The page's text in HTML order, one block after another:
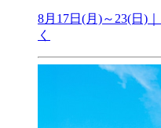
8月17日(月)～23(日)
く